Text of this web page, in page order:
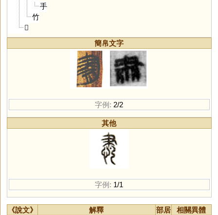
手
竹
𣶒
簡帛文字
字例: 2/2
其他
字例: 1/1
《說文》 解釋 部居
相關異體